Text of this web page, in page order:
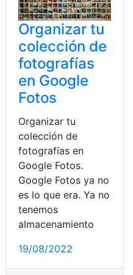
Organizar tu
colección de
fotografías
en Google
Fotos
Organizar tu
colección de
fotografías en
Google Fotos.
Google Fotos ya no
es lo que era. Ya no
tenemos
almacenamiento
19/08/2022